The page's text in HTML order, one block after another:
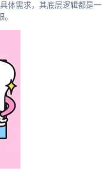
体需求，其底层逻辑都是一